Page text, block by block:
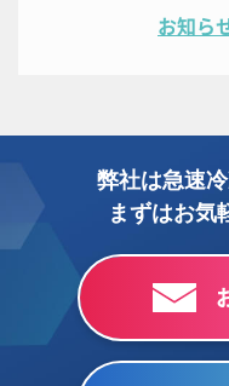
お知ら
弊社は急速
まずはお気